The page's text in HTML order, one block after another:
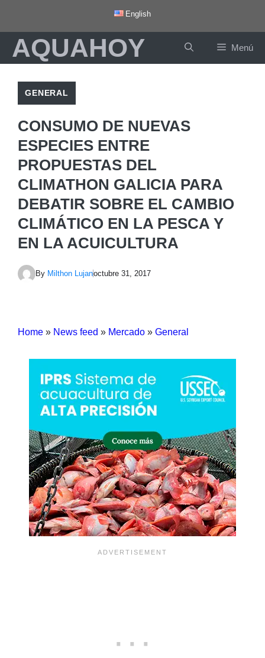
contenido
English
AQUAHOY Menú
GENERAL
CONSUMO DE NUEVAS
ESPECIES ENTRE
PROPUESTAS DEL
CLIMATHON GALICIA PARA
DEBATIR SOBRE EL CAMBIO
CLIMÁTICO EN LA PESCA Y
EN LA ACUICULTURA
By Milthon Lujanoctubre 31, 2017
Home » News feed » Mercado » General